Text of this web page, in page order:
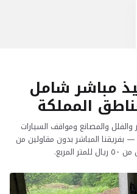
مباشر شامل
المملكة
والمصانع ومواقف السيارات
المباشر بدون مقاولين من